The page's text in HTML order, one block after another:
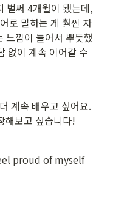
벌써 4개월이 됐는데,
로 말하는 게 훨씬 자
느낌이 들어서 뿌듯했
없이 계속 이어갈 수
계속 배우고 싶어요.
해보고 싶습니다!
proud of myself